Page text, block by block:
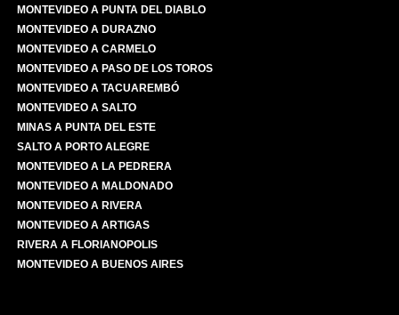
MONTEVIDEO A PUNTA DEL DIABLO
MONTEVIDEO A DURAZNO
MONTEVIDEO A CARMELO
MONTEVIDEO A PASO DE LOS TOROS
MONTEVIDEO A TACUAREMBÓ
MONTEVIDEO A SALTO
MINAS A PUNTA DEL ESTE
SALTO A PORTO ALEGRE
MONTEVIDEO A LA PEDRERA
MONTEVIDEO A MALDONADO
MONTEVIDEO A RIVERA
MONTEVIDEO A ARTIGAS
RIVERA A FLORIANOPOLIS
MONTEVIDEO A BUENOS AIRES